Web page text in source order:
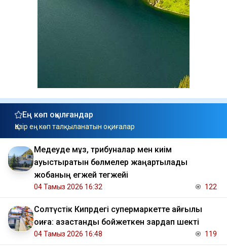
Ең көп оқылғандар
Қазір ең көп талқыланатын оқиғалар
Медеуде мұз, трибуналар мен киім
ауыстыратын бөлмелер жаңартылады
жобаның егжей тегжейі
04 Тамыз 2026 16:32 122
Солтүстік Кипрдегі супермаркетте қайғылы
оқиға: қазақстандық бойжеткен зардап шекті
04 Тамыз 2026 16:48 119